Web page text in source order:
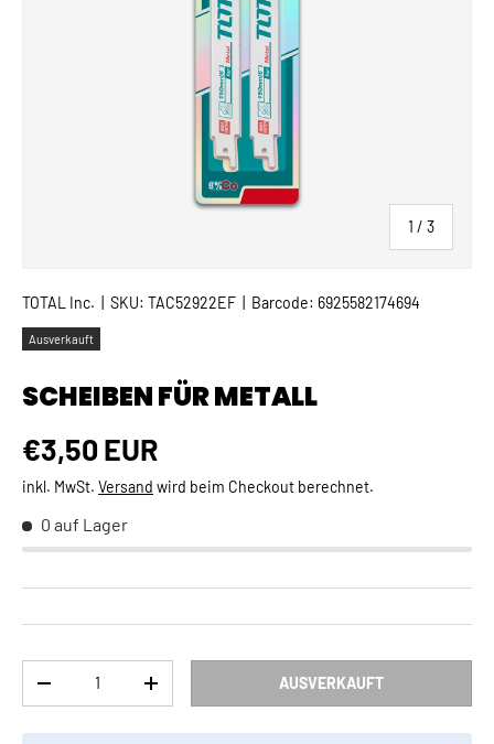
1 / von
3
TOTAL Inc. SKU: TAC52922EF Barcode: 6925582174694
Ausverkauft
SCHEIBEN FÜR METALL
Normaler Preis
€3,50 EUR
inkl. MwSt. Versand wird beim Checkout berechnet.
0 auf Lager
MENGE VERRINGERNMENGE ERHÖHEN AUSVERKAUFT